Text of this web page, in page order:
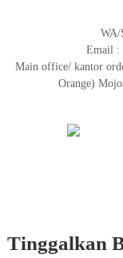
WA/
Email :
Main office/ kantor
Orange)
Tinggalkan